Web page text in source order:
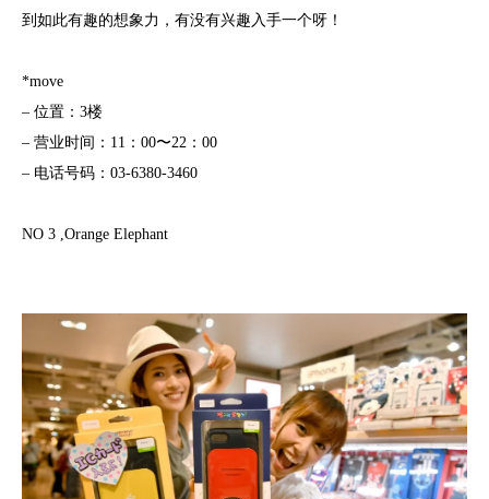
到如此有趣的想象力，有没有兴趣入手一个呀！
*move
– 位置：3楼
– 营业时间：11：00〜22：00
– 电话号码：03-6380-3460
NO 3 ,Orange Elephant